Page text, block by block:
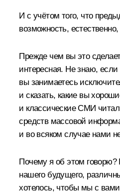
И с учётом того, что
возможность,
Прежде чем вы это
интересная. Не знаю,
вы занимаетесь
и сказать, какие вы
и классические СМИ
средств массовой
и во всяком случае нами
Почему я об этом говорю?
нашего будущего,
хотелось, чтобы мы с вами